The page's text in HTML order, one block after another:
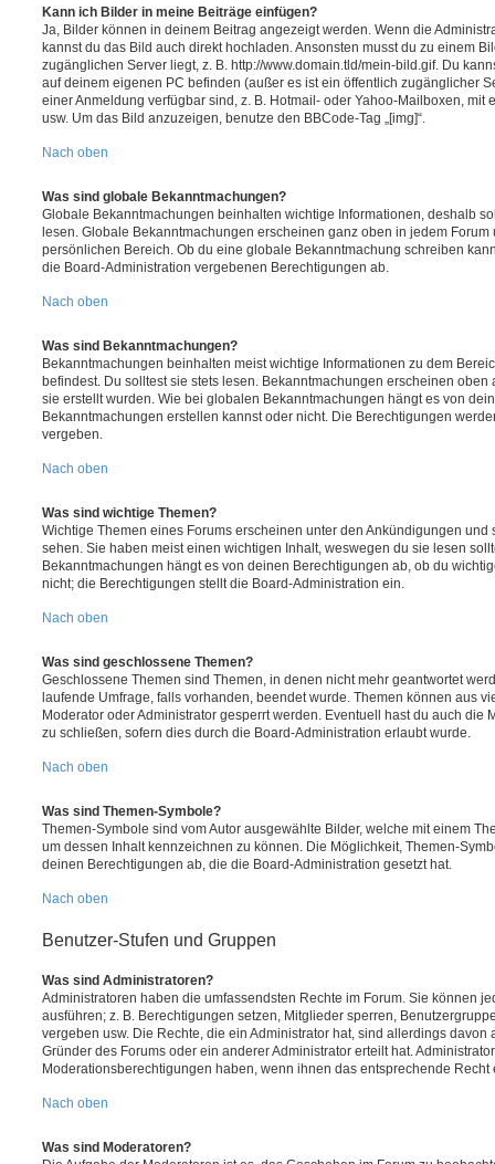
Kann ich Bilder in meine Beiträge einfügen?
Ja, Bilder können in deinem Beitrag angezeigt werden. Wenn die
kannst du das Bild auch direkt hochladen. Ansonsten musst du zu einem
zugänglichen Server liegt, z. B. http://www.domain.tld/mein-bild.gif. Du
auf deinem eigenen PC befinden (außer es ist ein öffentlich zugänglicher
einer Anmeldung verfügbar sind, z. B. Hotmail- oder Yahoo-Mailboxen, mit
usw. Um das Bild anzuzeigen, benutze den BBCode-Tag „[img]“.
Nach oben
Was sind globale Bekanntmachungen?
Globale Bekanntmachungen beinhalten wichtige Informationen, deshalb
lesen. Globale Bekanntmachungen erscheinen ganz oben in jedem
persönlichen Bereich. Ob du eine globale Bekanntmachung schreiben
die Board-Administration vergebenen Berechtigungen ab.
Nach oben
Was sind Bekanntmachungen?
Bekanntmachungen beinhalten meist wichtige Informationen zu dem
befindest. Du solltest sie stets lesen. Bekanntmachungen erscheinen oben
sie erstellt wurden. Wie bei globalen Bekanntmachungen hängt es von
Bekanntmachungen erstellen kannst oder nicht. Die Berechtigungen
vergeben.
Nach oben
Was sind wichtige Themen?
Wichtige Themen eines Forums erscheinen unter den Ankündigungen und
sehen. Sie haben meist einen wichtigen Inhalt, weswegen du sie lesen
Bekanntmachungen hängt es von deinen Berechtigungen ab, ob du
nicht; die Berechtigungen stellt die Board-Administration ein.
Nach oben
Was sind geschlossene Themen?
Geschlossene Themen sind Themen, in denen nicht mehr geantwortet
laufende Umfrage, falls vorhanden, beendet wurde. Themen können aus
Moderator oder Administrator gesperrt werden. Eventuell hast du auch die
zu schließen, sofern dies durch die Board-Administration erlaubt wurde.
Nach oben
Was sind Themen-Symbole?
Themen-Symbole sind vom Autor ausgewählte Bilder, welche mit einem
um dessen Inhalt kennzeichnen zu können. Die Möglichkeit, Themen-
deinen Berechtigungen ab, die die Board-Administration gesetzt hat.
Nach oben
Benutzer-Stufen und Gruppen
Was sind Administratoren?
Administratoren haben die umfassendsten Rechte im Forum. Sie können
ausführen; z. B. Berechtigungen setzen, Mitglieder sperren,
vergeben usw. Die Rechte, die ein Administrator hat, sind allerdings
Gründer des Forums oder ein anderer Administrator erteilt hat.
Moderationsberechtigungen haben, wenn ihnen das entsprechende Recht
Nach oben
Was sind Moderatoren?